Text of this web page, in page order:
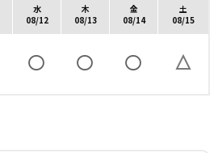
水
08/12
木
08/13
金
08/14
土
08/15